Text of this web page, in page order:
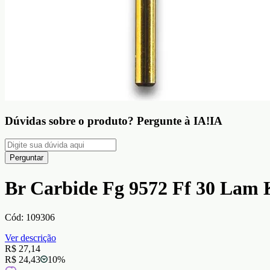
Dúvidas sobre o produto? Pergunte à IA!IA
Perguntar
Br Carbide Fg 9572 Ff 30 Lam
Cód: 109306
Ver descrição
R$ 27,14
R$ 24,43
10%